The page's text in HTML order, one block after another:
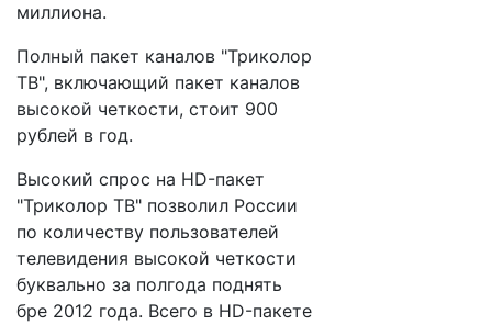
миллиона.
Полный пакет каналов "Триколор
ТВ", включающий пакет каналов
высокой четкости, стоит 900
рублей в год.
Высокий спрос на HD-пакет
"Триколор ТВ" позволил России
по количеству пользователей
телевидения высокой четкости
буквально за полгода поднять
бре 2012 года. Всего в HD-пакете